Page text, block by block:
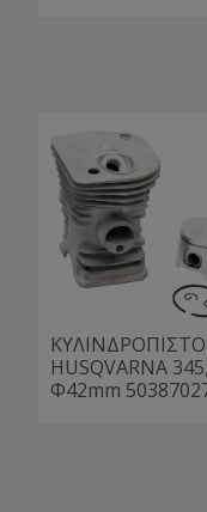
HUSQVARNA 345,
Φ42mm